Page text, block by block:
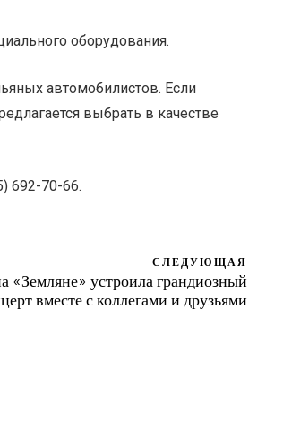
оборудования.
автомобилистов. Если
выбрать в качестве
692-70-66.
СЛЕДУЮЩАЯ
«Земляне» устроила грандиозный
вместе с коллегами и друзьями